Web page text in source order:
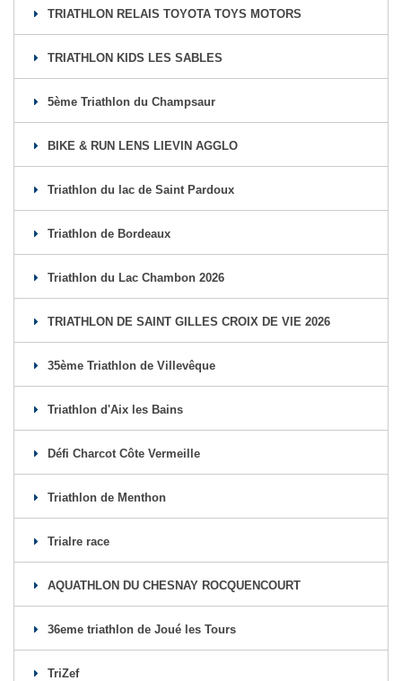
TRIATHLON RELAIS TOYOTA TOYS MOTORS
TRIATHLON KIDS LES SABLES
5ème Triathlon du Champsaur
BIKE & RUN LENS LIEVIN AGGLO
Triathlon du lac de Saint Pardoux
Triathlon de Bordeaux
Triathlon du Lac Chambon 2026
TRIATHLON DE SAINT GILLES CROIX DE VIE 2026
35ème Triathlon de Villevêque
Triathlon d'Aix les Bains
Défi Charcot Côte Vermeille
Triathlon de Menthon
Trialre race
AQUATHLON DU CHESNAY ROCQUENCOURT
36eme triathlon de Joué les Tours
TriZef